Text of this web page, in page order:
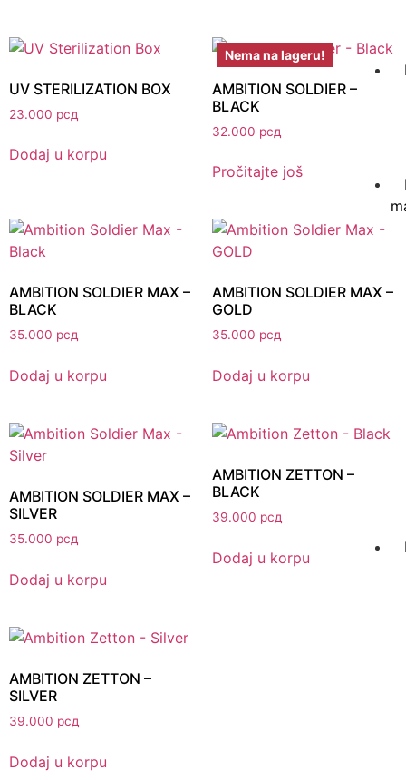
UV STERILIZATION BOX
23.000 рсд
Dodaj u korpu
Nema na lageru!
AMBITION SOLDIER –
BLACK
32.000 рсд
Pročitajte još
AMBITION SOLDIER MAX –
BLACK
35.000 рсд
Dodaj u korpu
AMBITION SOLDIER MAX –
GOLD
35.000 рсд
Dodaj u korpu
AMBITION SOLDIER MAX –
SILVER
35.000 рсд
Dodaj u korpu
AMBITION ZETTON –
BLACK
39.000 рсд
Dodaj u korpu
AMBITION ZETTON –
SILVER
39.000 рсд
Dodaj u korpu